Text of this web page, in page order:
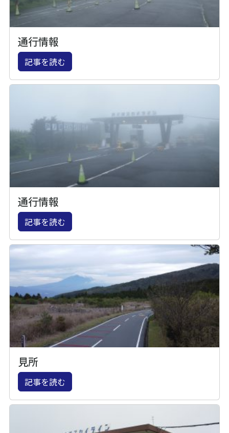
通行情報
記事を読む
通行情報
記事を読む
見所
記事を読む